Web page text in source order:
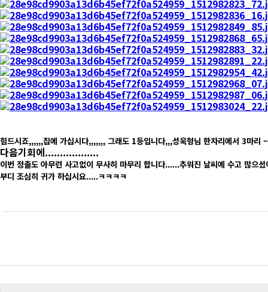
힘드시죠,,,,,,집에 가십시다,,,,,,, 그래도 1등입니다,,,성욱형님 한자리에서 3마리
다음기회에..................
이번 정출도 아무런 사고없이 무사히 마무리 합니다......추워진 날씨에 수고 많으
부디 조심히 귀가 하십시요.....ㅋㅋㅋㅋ​